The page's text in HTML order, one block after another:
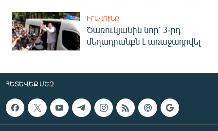
ԻՐԱՎՈՒՆՔ
Ծառուկյանին նոր՝ 3-րդ
մեղադրանքն է առաջադրվել
ՀԵՏԵՎԵՔ ՄԵԶ